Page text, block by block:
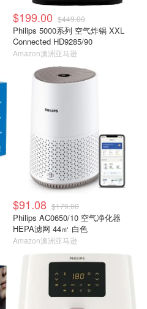
$199.00 $449.00
Philips 5000系列 空气炸锅 XXL
Connected HD9285/90
Amazon澳洲亚马逊
$91.08 $179.00
Philips AC0650/10 空气净化器
HEPA滤网 44㎡ 白色
Amazon澳洲亚马逊